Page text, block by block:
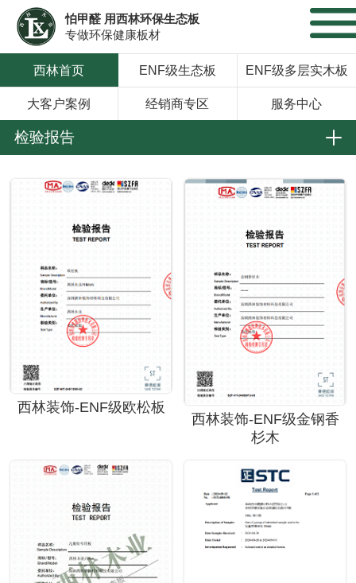
怕甲醛 用西林环保生态板
专做环保健康板材
西林首页 ENF级生态板 ENF级多层实木板
大客户案例 经销商专区 服务中心
检验报告
西林装饰-ENF级欧松板
西林装饰-ENF级金钢香
杉木